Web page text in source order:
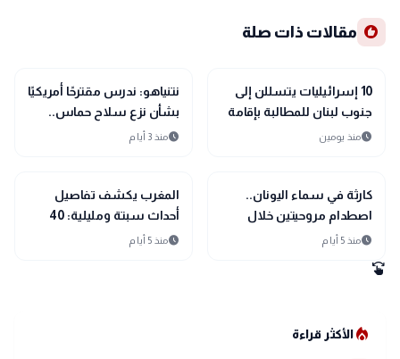
recommend مقالات ذات صلة
language
اخبار عالمية
10 إسرائيليات يتسللن إلى
جنوب لبنان للمطالبة بإقامة
مستوطنات جديدة
scheduleمنذ يومين
language
اخبار عالمية
نتنياهو: ندرس مقترحًا أمريكيًا
بشأن نزع سلاح حماس..
ولن ننسحب من مواقعنا
scheduleمنذ 3 أيام
language
اخبار عالمية
كارثة في سماء اليونان..
اصطدام مروحيتين خلال
مكافحة حرائق غربي أثينا وبدء
scheduleمنذ 5 أيام
language
اخبار عالمية
المغرب يكشف تفاصيل
أحداث سبتة ومليلية: 40
ألف محاولة عبور غير نظامية
scheduleمنذ 5 أيام
swipe
local_fire_departmentالأكثر قراءة